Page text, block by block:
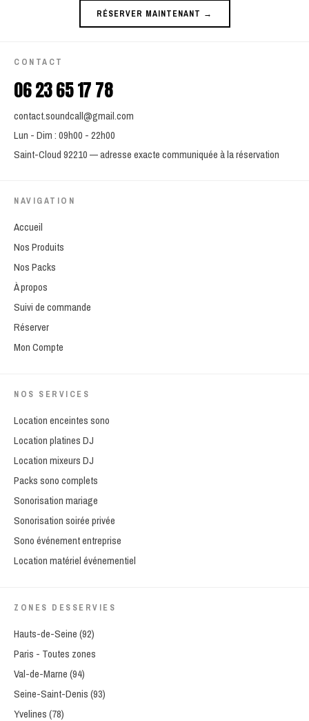
RÉSERVER MAINTENANT →
CONTACT
06 23 65 17 78
contact.soundcall@gmail.com
Lun - Dim : 09h00 - 22h00
Saint-Cloud 92210 — adresse exacte communiquée à la réservation
NAVIGATION
Accueil
Nos Produits
Nos Packs
À propos
Suivi de commande
Réserver
Mon Compte
NOS SERVICES
Location enceintes sono
Location platines DJ
Location mixeurs DJ
Packs sono complets
Sonorisation mariage
Sonorisation soirée privée
Sono événement entreprise
Location matériel événementiel
ZONES DESSERVIES
Hauts-de-Seine (92)
Paris - Toutes zones
Val-de-Marne (94)
Seine-Saint-Denis (93)
Yvelines (78)